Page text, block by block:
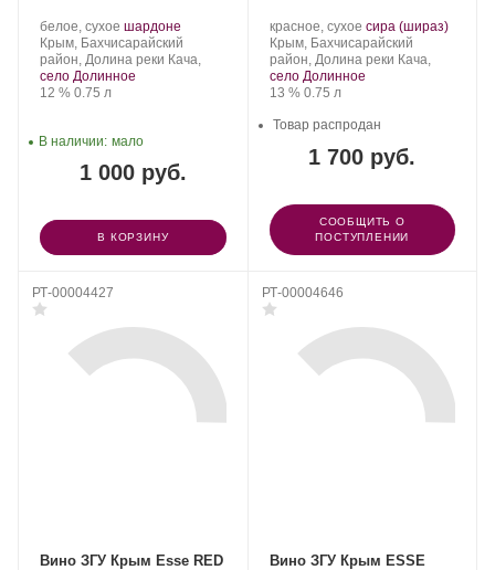
Производитель:
Сатера/ESSE.
белое, сухое .
Сорт
винограда:
шардоне
Регион:
Крым, Бахчисарайский
район, Долина реки Кача,
село Долинное
Крепость
12 %. Объем
0.75 л
1 000 руб.
В наличии: мало
В КОРЗИНУ
Производитель:
Сатера/ESSE.
красное, сухое .
Сорт
винограда:
сира (шираз).
Регион:
Крым, Бахчисарайский
район, Долина реки Кача,
село Долинное
Крепость
13 %. Объем
0.75 л
1 700 руб.
Товар распродан
СООБЩИТЬ О
ПОСТУПЛЕНИИ
РТ-00004427
Вино ЗГУ Крым Esse RED
РТ-00004646
Вино ЗГУ Крым ESSE